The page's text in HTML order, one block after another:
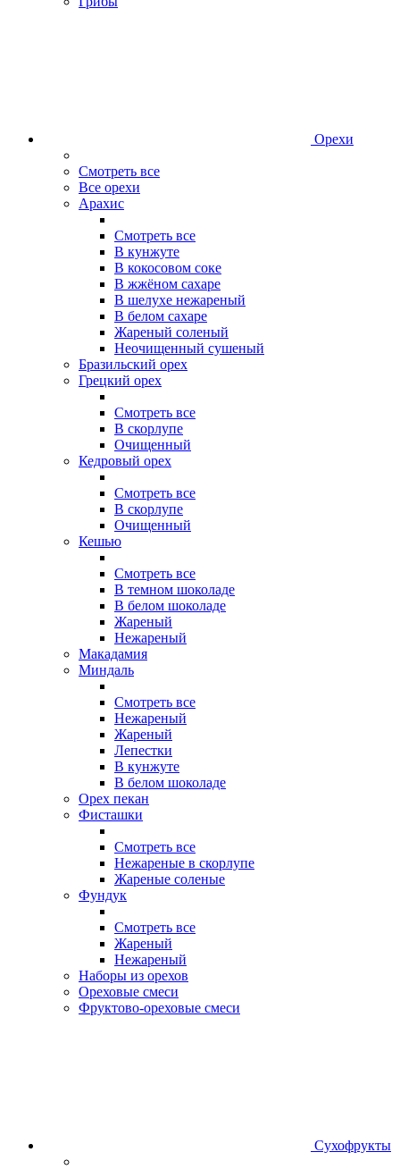
Орехи
Смотреть все
Все орехи
Арахис
Смотреть все
В кунжуте
В кокосовом соке
В жжёном сахаре
В шелухе нежареный
В белом сахаре
Жареный соленый
Неочищенный сушеный
Бразильский орех
Грецкий орех
Смотреть все
В скорлупе
Очищенный
Кедровый орех
Смотреть все
В скорлупе
Очищенный
Кешью
Смотреть все
В темном шоколаде
В белом шоколаде
Жареный
Нежареный
Макадамия
Миндаль
Смотреть все
Нежареный
Жареный
Лепестки
В кунжуте
В белом шоколаде
Орех пекан
Фисташки
Смотреть все
Нежареные в скорлупе
Жареные соленые
Фундук
Смотреть все
Жареный
Нежареный
Наборы из орехов
Ореховые смеси
Фруктово-ореховые смеси
Сухофрукты